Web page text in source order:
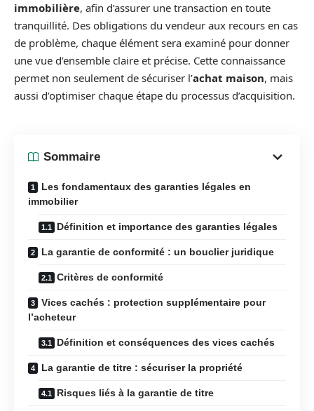
immobilière, afin d’assurer une transaction en toute
tranquillité. Des obligations du vendeur aux recours en cas
de problème, chaque élément sera examiné pour donner
une vue d’ensemble claire et précise. Cette connaissance
permet non seulement de sécuriser l’achat maison, mais
aussi d’optimiser chaque étape du processus d’acquisition.
Sommaire
Les fondamentaux des garanties légales en
immobilier
Définition et importance des garanties légales
La garantie de conformité : un bouclier juridique
Critères de conformité
Vices cachés : protection supplémentaire pour
l’acheteur
Définition et conséquences des vices cachés
La garantie de titre : sécuriser la propriété
Risques liés à la garantie de titre